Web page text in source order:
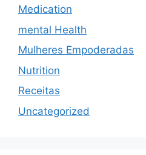
Medication
mental Health
Mulheres Empoderadas
Nutrition
Receitas
Uncategorized